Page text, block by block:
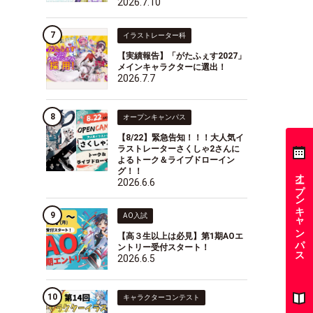
イラストレーター科
【実績報告】「がたふぇす2027」
メインキャラクターに選出！
2026.7.7
オープンキャンパス
【8/22】緊急告知！！！大人気イ
ラストレーターさくしゃ2さんに
よるトーク＆ライブドローイン
グ！！
2026.6.6
AO入試
【高３生以上は必見】第1期AOエ
ントリー受付スタート！
2026.6.5
キャラクターコンテスト
オープンキャンパス